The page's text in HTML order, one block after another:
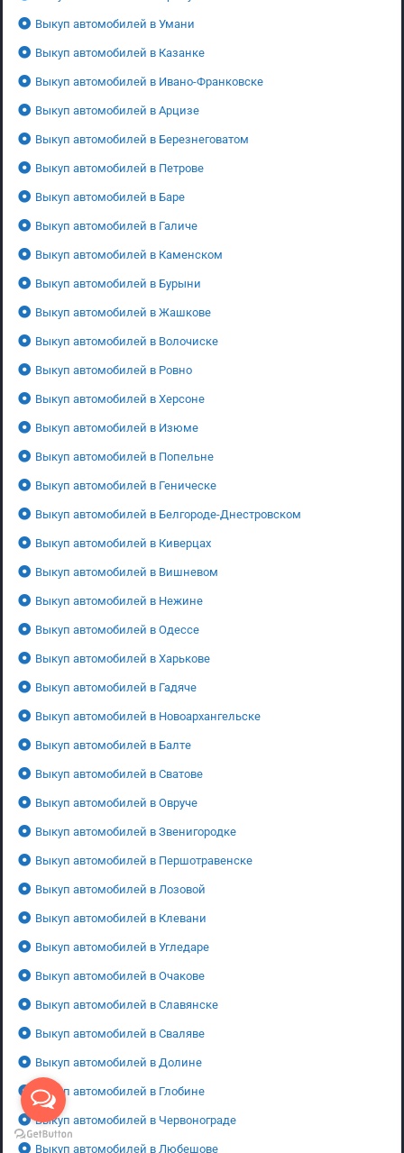
Выкуп автомобилей в Умани
Выкуп автомобилей в Казанке
Выкуп автомобилей в Ивано-Франковске
Выкуп автомобилей в Арцизе
Выкуп автомобилей в Березнеговатом
Выкуп автомобилей в Петрове
Выкуп автомобилей в Баре
Выкуп автомобилей в Галиче
Выкуп автомобилей в Каменском
Выкуп автомобилей в Бурыни
Выкуп автомобилей в Жашкове
Выкуп автомобилей в Волочиске
Выкуп автомобилей в Ровно
Выкуп автомобилей в Херсоне
Выкуп автомобилей в Изюме
Выкуп автомобилей в Попельне
Выкуп автомобилей в Геническе
Выкуп автомобилей в Белгороде-Днестровском
Выкуп автомобилей в Киверцах
Выкуп автомобилей в Вишневом
Выкуп автомобилей в Нежине
Выкуп автомобилей в Одессе
Выкуп автомобилей в Харькове
Выкуп автомобилей в Гадяче
Выкуп автомобилей в Новоархангельске
Выкуп автомобилей в Балте
Выкуп автомобилей в Сватове
Выкуп автомобилей в Овруче
Выкуп автомобилей в Звенигородке
Выкуп автомобилей в Першотравенске
Выкуп автомобилей в Лозовой
Выкуп автомобилей в Клевани
Выкуп автомобилей в Угледаре
Выкуп автомобилей в Очакове
Выкуп автомобилей в Славянске
Выкуп автомобилей в Сваляве
Выкуп автомобилей в Долине
Выкуп автомобилей в Глобине
Выкуп автомобилей в Червонограде
Выкуп автомобилей в Любешове